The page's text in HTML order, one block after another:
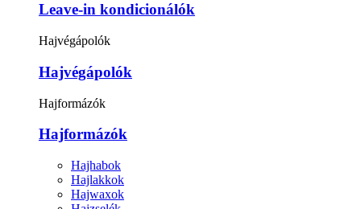
Leave-in kondicionálók
Hajvégápolók
Hajvégápolók
Hajformázók
Hajformázók
Hajhabok
Hajlakkok
Hajwaxok